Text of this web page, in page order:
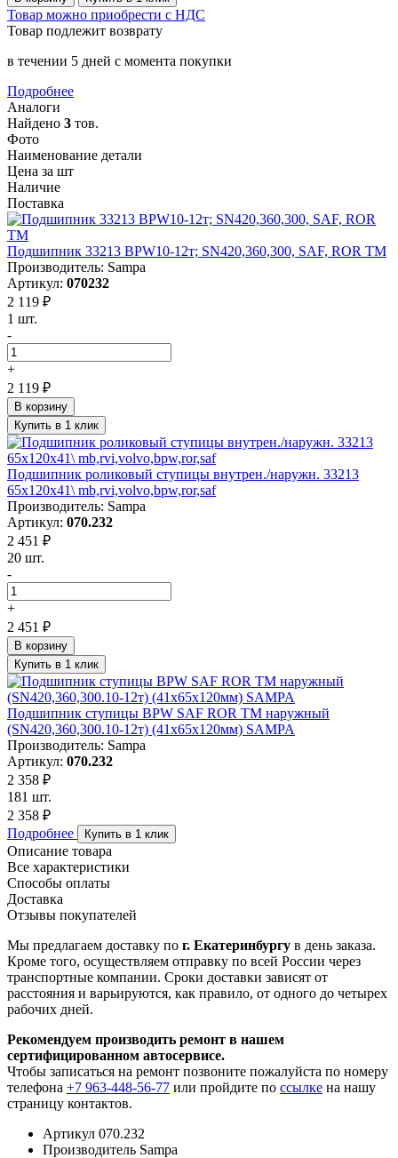
Товар можно приобрести с НДС
Товар подлежит возврату
в течении 5 дней с момента покупки
Подробнее
Аналоги
Найдено 3 тов.
Фото
Наименование детали
Цена за шт
Наличие
Поставка
Подшипник 33213 BPW10-12т; SN420,360,300, SAF, ROR TM
Производитель: Sampa
Артикул: 070232
2 119 ₽
1 шт.
-
+
2 119 ₽
В корзину
Купить в 1 клик
Подшипник роликовый ступицы внутрен./наружн. 33213
65x120x41\ mb,rvi,volvo,bpw,ror,saf
Производитель: Sampa
Артикул: 070.232
2 451 ₽
20 шт.
-
+
2 451 ₽
В корзину
Купить в 1 клик
Подшипник ступицы BPW SAF ROR TM наружный
(SN420,360,300.10-12т) (41х65х120мм) SAMPA
Производитель: Sampa
Артикул: 070.232
2 358 ₽
181 шт.
2 358 ₽
Подробнее
Купить в 1 клик
Описание товара
Все характеристики
Способы оплаты
Доставка
Отзывы покупателей
Мы предлагаем доставку по г. Екатеринбургу в день заказа.
Кроме того, осуществляем отправку по всей России через
транспортные компании. Сроки доставки зависят от
расстояния и варьируются, как правило, от одного до четырех
рабочих дней.
Рекомендуем производить ремонт в нашем
сертифицированном автосервисе.
Чтобы записаться на ремонт позвоните пожалуйста по номеру
телефона +7 963-448-56-77 или пройдите по ссылке на нашу
страницу контактов.
Артикул 070.232
Производитель Sampa